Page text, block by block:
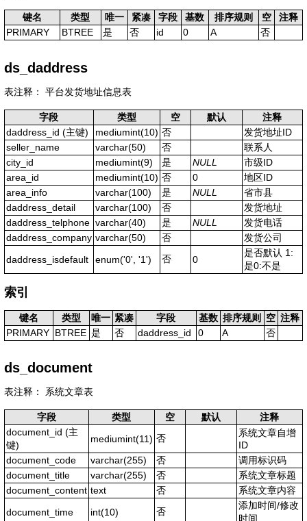
键名 类型 唯一 紧凑 字段 基数 排序规则 空
注释
PRIMARY
BTREE 是 否 id 0 A 否
ds_daddress
表注释： 平台发货地址信息表
字段 类型 空 默认
注释
daddress_id (主键) mediumint(10) 否
发货地址ID
seller_name
varchar(50) 否
联系人
city_id
mediumint(9) 是 NULL
市级ID
area_id
mediumint(10) 否 0
地区ID
area_info
varchar(100) 是 NULL
省市县
daddress_detail
varchar(100) 否
发货地址
daddress_telphone varchar(40) 是 NULL
发货电话
daddress_company varchar(50) 否
发货公司
daddress_isdefault
enum('0', '1') 否 0
是否默认 1:
是0:不是
索引
键名 类型 唯一 紧凑 字段 基数 排序规则 空 注释
PRIMARY BTREE 是 否 daddress_id 0 A 否
ds_document
表注释： 系统文章表
字段 类型 空 默认
注释
document_id (主
键)
mediumint(11) 否
系统文章自增
ID
document_code
varchar(255) 否
调用标识码
document_title
varchar(255) 否
系统文章标题
document_content text 否
系统文章内容
document_time
int(10) 否
添加时间/修改
时间